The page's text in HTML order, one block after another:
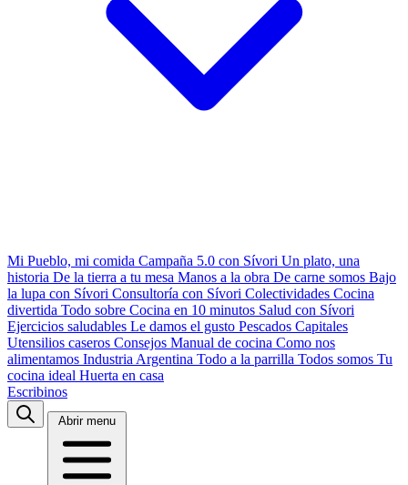
Mi Pueblo, mi comida Campaña 5.0 con Sívori Un plato, una
historia De la tierra a tu mesa Manos a la obra De carne somos Bajo
la lupa con Sívori Consultoría con Sívori Colectividades Cocina
divertida Todo sobre Cocina en 10 minutos Salud con Sívori
Ejercicios saludables Le damos el gusto Pescados Capitales
Utensilios caseros Consejos Manual de cocina Como nos
alimentamos Industria Argentina Todo a la parrilla Todos somos Tu
cocina ideal Huerta en casa
Escribinos
Abrir menu